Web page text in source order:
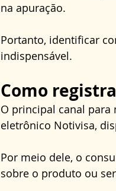
na apuração.
Portanto, identificar
indispensável.
Como
O principal canal para
eletrônico Notivisa,
Por meio dele, o
sobre o produto ou